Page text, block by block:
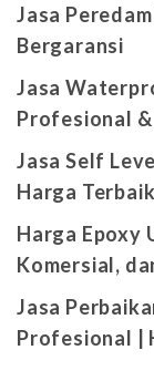
Jasa
Bergaransi
Jasa
Profesional
Jasa Self
Harga
Harga Epoxy
Komersial,
Jasa
Profesional |